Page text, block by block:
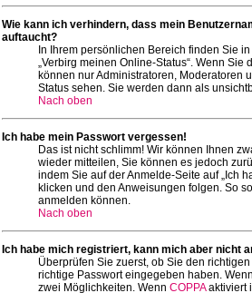
Wie kann ich verhindern, dass mein
auftaucht?
In Ihrem persönlichen Bereich finden Sie
„Verbirg meinen Online-Status“. Wenn Sie
können nur Administratoren, Moderatoren
Status sehen. Sie werden dann als
Nach oben
Ich habe mein Passwort vergessen!
Das ist nicht schlimm! Wir können Ihnen
wieder mitteilen, Sie können es jedoch
indem Sie auf der Anmelde-Seite auf „Ich
klicken und den Anweisungen folgen. So
anmelden können.
Nach oben
Ich habe mich registriert, kann mich aber nicht
Überprüfen Sie zuerst, ob Sie den
richtige Passwort eingegeben haben.
zwei Möglichkeiten. Wenn COPPAaktiviert